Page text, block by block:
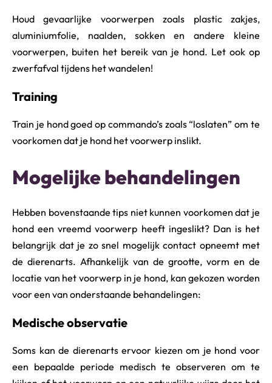
Houd gevaarlijke voorwerpen zoals plastic zakjes,
aluminiumfolie, naalden, sokken en andere kleine
voorwerpen, buiten het bereik van je hond. Let ook op
zwerfafval tijdens het wandelen!
Training
Train je hond goed op commando’s zoals “loslaten” om te
voorkomen dat je hond het voorwerp inslikt.
Mogelijke behandelingen
Hebben bovenstaande tips niet kunnen voorkomen dat je
hond een vreemd voorwerp heeft ingeslikt? Dan is het
belangrijk dat je zo snel mogelijk contact opneemt met
de dierenarts. Afhankelijk van de grootte, vorm en de
locatie van het voorwerp in je hond, kan gekozen worden
voor een van onderstaande behandelingen:
Medische observatie
Soms kan de dierenarts ervoor kiezen om je hond voor
een bepaalde periode medisch te observeren om te